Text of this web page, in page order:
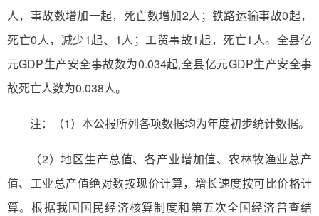
人，事故数增加一起，死亡数增加2人；铁路运输事故0起，
死亡0人，减少1起、1人；工贸事故1起，死亡1人。全县亿
元GDP生产安全事故数为0.034起,全县亿元GDP生产安全事
故死亡人数为0.038人。
注：（1）本公报所列各项数据均为年度初步统计数据。
（2）地区生产总值、各产业增加值、农林牧渔业总产
值、工业总产值绝对数按现价计算，增长速度按可比价格计
算。根据我国国民经济核算制度和第五次全国经济普查结